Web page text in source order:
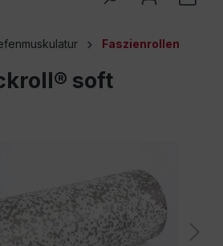
Faszienrollen
soft